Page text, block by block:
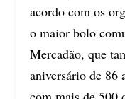
acordo com os
o maior bolo
Mercadão, que
aniversário de 86